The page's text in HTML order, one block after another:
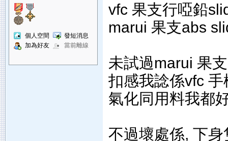
個人空間
發短消息
加為好友
當前離線
vfc 果支行啞鉛
marui 果支abs
未試過marui 果
扣感我諗係vfc
氣化同用料我都
不過壞處係, 下